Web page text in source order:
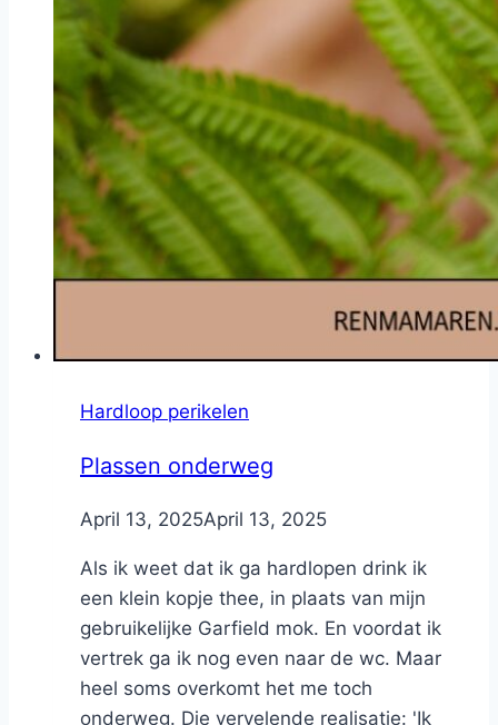
Hardloop perikelen
Plassen onderweg
ByNicole
April 13, 2025April 13, 2025
Als ik weet dat ik ga hardlopen drink ik
een klein kopje thee, in plaats van mijn
gebruikelijke Garfield mok. En voordat ik
vertrek ga ik nog even naar de wc. Maar
heel soms overkomt het me toch
onderweg. Die vervelende realisatie: 'Ik